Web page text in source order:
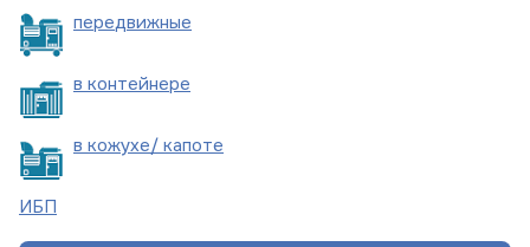
передвижные
в контейнере
в кожухе/ капоте
ИБП